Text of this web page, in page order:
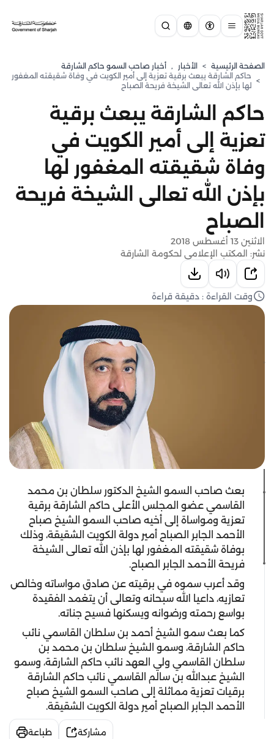
الصفحة الرئيسية > الأخبار , أخبار صاحب السمو حاكم الشارقة
>
حاكم الشارقة يبعث برقية تعزية إلى أمير الكويت في وفاة شقيقته المغفور
لها بإذن الله تعالى الشيخة فريحة الصباح
حاكم الشارقة يبعث برقية
تعزية إلى أمير الكويت في
وفاة شقيقته المغفور لها
بإذن الله تعالى الشيخة فريحة
الصباح
الاثنين 13 أغسطس 2018
نشر: المكتب الإعلامي لحكومة الشارقة
وقت القراءة : دقيقة قراءة
بعث صاحب السمو الشيخ الدكتور سلطان بن محمد
القاسمي عضو المجلس الأعلى حاكم الشارقة برقية
تعزية ومواساة إلى أخيه صاحب السمو الشيخ صباح
الأحمد الجابر الصباح أمير دولة الكويت الشقيقة، وذلك
بوفاة شقيقته المغفور لها بإذن الله تعالى الشيخة
فريحة الأحمد الجابر الصباح.
وقد أعرب سموه في برقيته عن صادق مواساته وخالص
تعازيه، داعيا الله سبحانه وتعالى أن يتغمد الفقيدة
بواسع رحمته ورضوانه ويسكنها فسيح جناته.
كما بعث سمو الشيخ أحمد بن سلطان القاسمي نائب
حاكم الشارقة، وسمو الشيخ سلطان بن محمد بن
سلطان القاسمي ولي العهد نائب حاكم الشارقة، وسمو
الشيخ عبدالله بن سالم القاسمي نائب حاكم الشارقة
برقيات تعزية مماثلة إلى صاحب السمو الشيخ صباح
الأحمد الجابر الصباح أمير دولة الكويت الشقيقة.
مشاركة طباعة